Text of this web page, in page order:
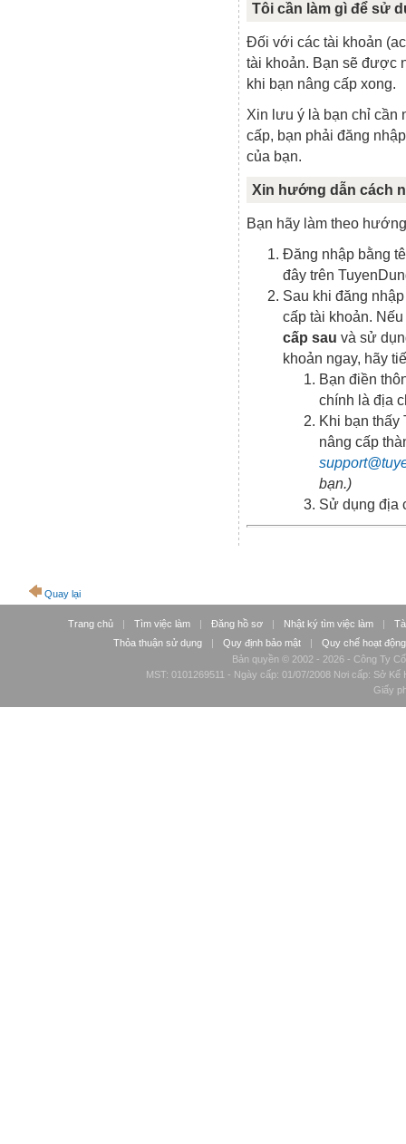
Tôi cần làm gì để sử
Đối với các tài khoản
tài khoản. Bạn sẽ được
khi bạn nâng cấp xong.
Xin lưu ý là bạn chỉ cần
cấp, bạn phải đăng
của bạn.
Xin hướng dẫn cách
Bạn hãy làm theo
Đăng nhập bằng
đây trên
Sau khi đăng
cấp tài khoản.
cấp sau và sử
khoản ngay, hãy
Bạn điền
chính là địa
Khi bạn thấy
nâng cấp
bạn.)
Sử dụng địa
Quay lại
Trang chủ | Tìm việc làm | Đăng hồ sơ | Nhật ký tìm việc làm |
Thỏa thuận sử dụng
| Quy định bảo mật |
Quy chế hoạt động
Bản quyền © 2002 - 2026 - Công Ty
MST: 0101269511 - Ngày cấp: 01/07/2008 Nơi cấp: Sở
Giấy